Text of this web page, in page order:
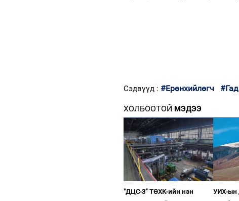
Сэдвүүд : #Ерөнхийлөгч
ХОЛБООТОЙ МЭДЭЭ
"ДЦС-3” ТӨХК-ийн нэн
УИХ-ын